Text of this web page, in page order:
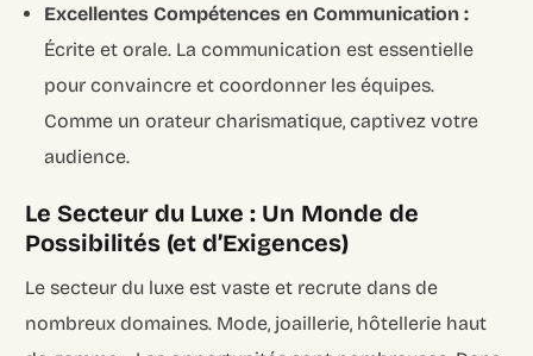
Excellentes Compétences en Communication :
Écrite et orale. La communication est essentielle
pour convaincre et coordonner les équipes.
Comme un orateur charismatique, captivez votre
audience.
Le Secteur du Luxe : Un Monde de
Possibilités (et d’Exigences)
Le secteur du luxe est vaste et recrute dans de
nombreux domaines. Mode, joaillerie, hôtellerie haut